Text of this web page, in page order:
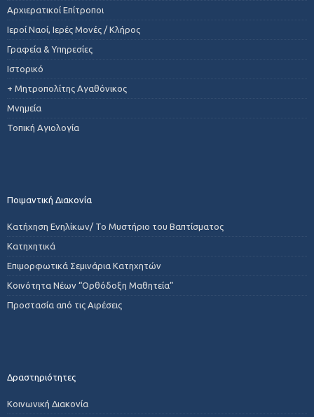
Αρχιερατικοί Επίτροποι
Ιεροί Ναοί, Ιερές Μονές / Κλήρος
Γραφεία & Υπηρεσίες
Ιστορικό
+ Μητροπολίτης Αγαθόνικος
Μνημεία
Τοπική Αγιολογία
Ποιμαντική Διακονία
Κατήχηση Ενηλίκων/ Το Μυστήριο του Βαπτίσματος
Κατηχητικά
Επιμορφωτικά Σεμινάρια Κατηχητών
Κοινότητα Νέων “Ορθόδοξη Μαθητεία”
Προστασία από τις Αιρέσεις
Δραστηριότητες
Κοινωνική Διακονία